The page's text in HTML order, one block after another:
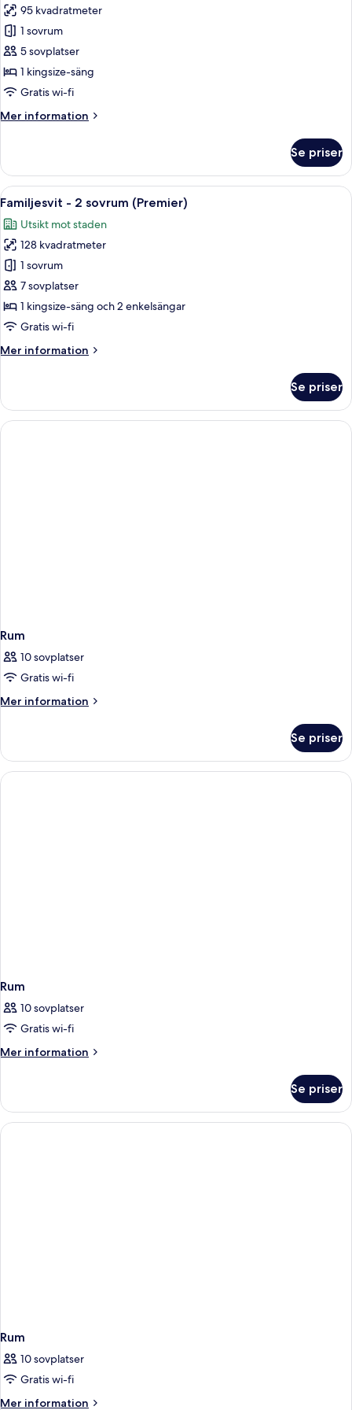
för
Familjesvit
-
balkong
(Premier)
95 kvadratmeter
1 sovrum
5 sovplatser
1 kingsize-säng
Gratis wi-fi
Mer information
Mer
-
balkong
(Premier)
Se priser
Öppna
alla
foton
för
Familjesvit
-
2
sovrum
Ett modernt hotellrum med en
7
Familjesvit - 2 sovrum (Premier)
Utsikt mot staden
128 kvadratmeter
1 sovrum
7 sovplatser
1 kingsize-säng och 2 enkelsängar
Gratis wi-fi
Mer information
Mer
-
sovrum
Se priser
Rum
10 sovplatser
Gratis wi-fi
Mer information
Mer
Se priser
Rum
10 sovplatser
Gratis wi-fi
Mer information
Mer
Se priser
Rum
10 sovplatser
Gratis wi-fi
Mer information
Mer